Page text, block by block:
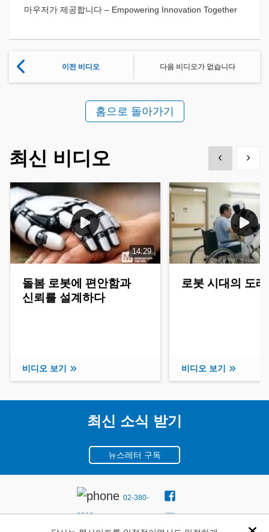
마우저가 제공합니다 – Empowering Innovation Together
이전 비디오 다음 비디오가 없습니다
홈으로 돌아가기
최신 비디오 Show previous
Show
14:29
돌봄 로봇에 편안함과
신뢰를 설계하다
비디오 보기
로봇 시대의 도래
비디오 보기
최신 소식 받기
뉴스레터 구독
02-380-
8300